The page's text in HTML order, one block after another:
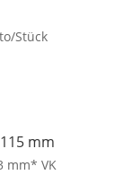
Stück
mm
mm* VK